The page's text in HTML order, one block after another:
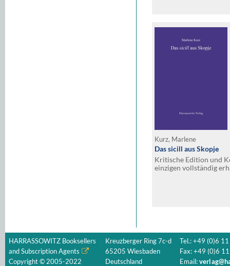
Kurz, Marlene
Das sicill aus Skopje
Kritische Edition und
einzigen vollständig
HARRASSOWITZ Booksellers
and Subscription Agents
Copyright © 2005-2022
Kreuzberger Ring 7c-d
65205 Wiesbaden
Deutschland
Tel.: +49 (0)6
Fax: +49 (0)6
Email: